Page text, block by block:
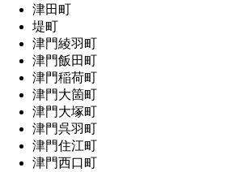
津田町
堤町
津門綾羽町
津門飯田町
津門稲荷町
津門大箇町
津門大塚町
津門呉羽町
津門住江町
津門西口町